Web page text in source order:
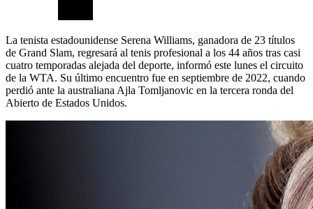
La tenista estadounidense Serena Williams, ganadora de 23 títulos
de Grand Slam, regresará al tenis profesional a los 44 años tras casi
cuatro temporadas alejada del deporte, informó este lunes el circuito
de la WTA. Su último encuentro fue en septiembre de 2022, cuando
perdió ante la australiana Ajla Tomljanovic en la tercera ronda del
Abierto de Estados Unidos.